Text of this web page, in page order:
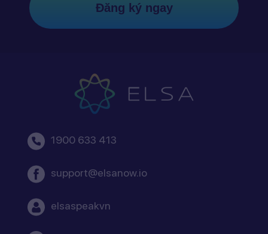
Đăng ký ngay
1900 633 413
support@elsanow.io
elsaspeakvn